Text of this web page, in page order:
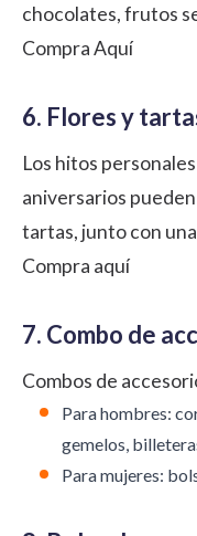
chocolates, frutos
Compra Aquí
6. Flores y
Los hitos
aniversarios
tartas, junto con
Compra aquí
7. Combo de
Combos de
Para hombres:
gemelos,
Para mujeres: